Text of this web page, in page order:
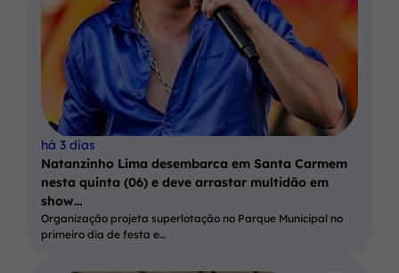
há 3 dias
Natanzinho Lima desembarca em Santa Carmem
nesta quinta (06) e deve arrastar multidão em
show…
Organização projeta superlotação no Parque Municipal no
primeiro dia de festa e…